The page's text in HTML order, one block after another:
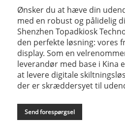
Ønsker du at hæve din
med en robust og pålidelig
Shenzhen Topadkiosk
den perfekte løsning: vores
display. Som en
leverandør med base i Kina
at levere digitale
der er skræddersyet til
Send forespørgsel